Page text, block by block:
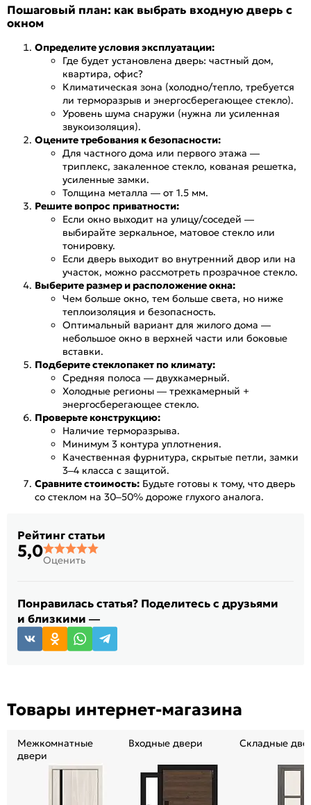
Пошаговый план: как выбрать входную дверь с
окном
Определите условия эксплуатации:
Где будет установлена дверь: частный дом,
квартира, офис?
Климатическая зона (холодно/тепло, требуется
ли терморазрыв и энергосберегающее стекло).
Уровень шума снаружи (нужна ли усиленная
звукоизоляция).
Оцените требования к безопасности:
Для частного дома или первого этажа —
триплекс, закаленное стекло, кованая решетка,
усиленные замки.
Толщина металла — от 1.5 мм.
Решите вопрос приватности:
Если окно выходит на улицу/соседей —
выбирайте зеркальное, матовое стекло или
тонировку.
Если дверь выходит во внутренний двор или на
участок, можно рассмотреть прозрачное стекло.
Выберите размер и расположение окна:
Чем больше окно, тем больше света, но ниже
теплоизоляция и безопасность.
Оптимальный вариант для жилого дома —
небольшое окно в верхней части или боковые
вставки.
Подберите стеклопакет по климату:
Средняя полоса — двухкамерный.
Холодные регионы — трехкамерный +
энергосберегающее стекло.
Проверьте конструкцию:
Наличие терморазрыва.
Минимум 3 контура уплотнения.
Качественная фурнитура, скрытые петли, замки
3–4 класса с защитой.
Сравните стоимость: Будьте готовы к тому, что дверь
со стеклом на 30–50% дороже глухого аналога.
Рейтинг статьи
5,0Оценить
Понравилась статья? Поделитесь с друзьями
и близкими —
Товары интернет-магазина
Межкомнатные
двери
Входные двери Складные